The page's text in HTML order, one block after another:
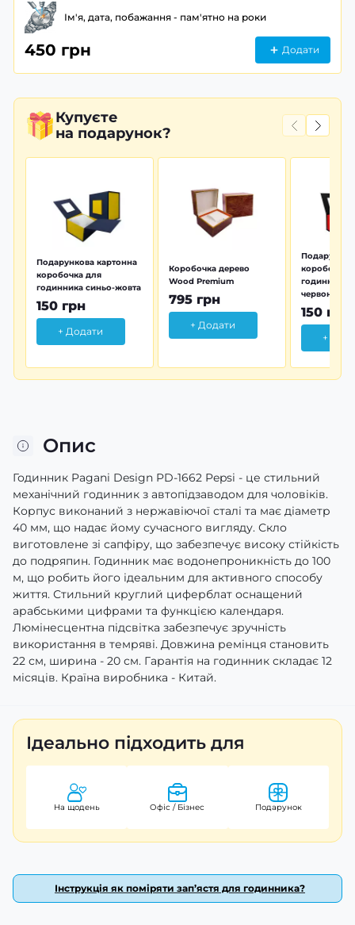
Ім'я, дата, побажання - пам'ятно на роки
450 грн Додати
Купуєте
на подарунок?
Подарункова картонна
коробочка для
годинника синьо-жовта
150 грн
+ Додати
Коробочка дерево
Wood Premium
795 грн
+ Додати
коробочка
годинника
червона
150 грн
+
Опис
Годинник Pagani Design PD-1662 Pepsi - це стильний
механічний годинник з автопідзаводом для чоловіків.
Корпус виконаний з нержавіючої сталі та має діаметр
40 мм, що надає йому сучасного вигляду. Скло
виготовлене зі сапфіру, що забезпечує високу стійкість
до подряпин. Годинник має водонепроникність до 100
м, що робить його ідеальним для активного способу
життя. Стильний круглий циферблат оснащений
арабськими цифрами та функцією календаря.
Люмінесцентна підсвітка забезпечує зручність
використання в темряві. Довжина ремінця становить
22 см, ширина - 20 см. Гарантія на годинник складає 12
місяців. Країна виробника - Китай.
Ідеально підходить для
На щодень Офіс / Бізнес Подарунок
Інструкція як поміряти зап’ястя для годинника?